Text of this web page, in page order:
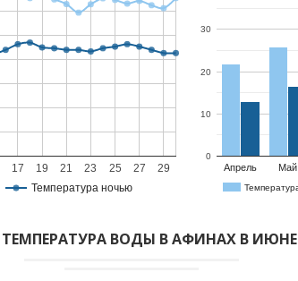
Температура ночью
17 19 21 23 25 27 29 Апрель Май
0
10
20
30
ТЕМПЕРАТУРА ВОДЫ В АФИНАХ В ИЮНЕ